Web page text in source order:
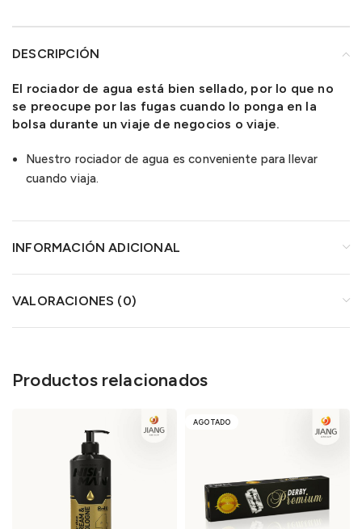
DESCRIPCIÓN
El rociador de agua está bien sellado, por lo que no
se preocupe por las fugas cuando lo ponga en la
bolsa durante un viaje de negocios o viaje.
Nuestro rociador de agua es conveniente para llevar
cuando viaja.
INFORMACIÓN ADICIONAL
VALORACIONES (0)
Productos relacionados
AGOTADO